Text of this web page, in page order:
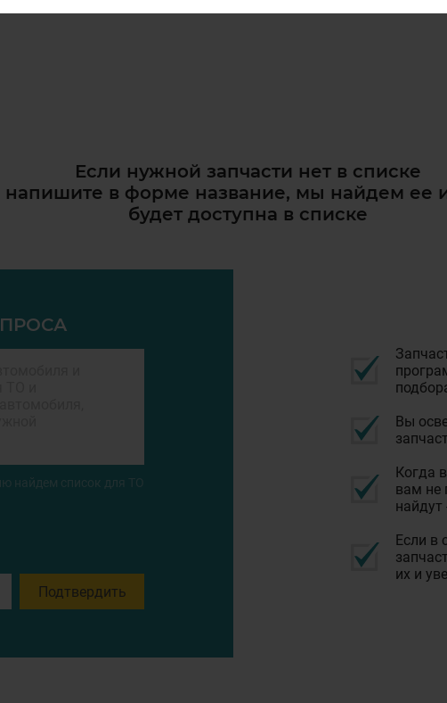
Если нужной запчасти нет в списке
напишите в форме название, мы найдем ее
будет доступна в списке
найдем список для ТО
Подтвердить
Вы
Когда
вам не
Если в
их и